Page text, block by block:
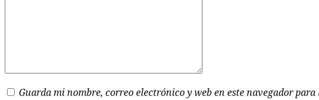
Guarda mi nombre, correo electrónico y web en este navegador